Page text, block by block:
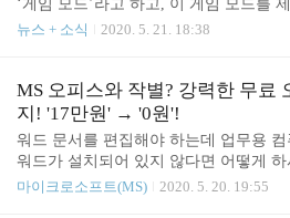
적 의미를 구별할 수 있게 됐다고 주장
이 연구 논문에 기술한 내용은 다음과 같
의 도덕적 가치가 문맥에 따라 달라지기
문..
‘게임 모드’라고 하고, 이 게임 모드를
을 가리켜 ‘모더’라고 부르는데요. 모더
컨커 레드 얼럿(Command & Conquer
맨드 앤 컨커 타이베리안 돈(Command &
erian Dawn)의 소스 코드를 오픈 소스로
고 발표했습니다. 이 소식은 곧 출시 예
앤 컨커 리마스터 컬렉션 발표와 함께 공
요. 소스코드와 관련 파일은 오픈소스
뉴스 + 소식 2020. 5. 21. 18:38
MS 오피스와 작별? 강력한 무료
지! '17만원' → '0원'!
워드 문서를 편집해야 하는데 업무용 컴
워드가 설치되어 있지 않다면 어떻게 하
파일을 수정해야 하는데 파워포인트가
마이크로소프트(MS) 2020. 5. 20. 19:55